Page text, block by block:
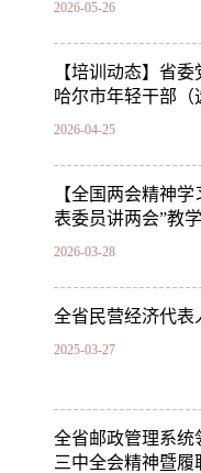
2026-05-26
【培训动态】省
哈尔市年轻干部
培…
2026-04-25
【全国两会精神
表委员讲两会”教
2026-03-28
全省民营经济代表
2025-03-27
全省邮政管理系统
三中全会精神暨